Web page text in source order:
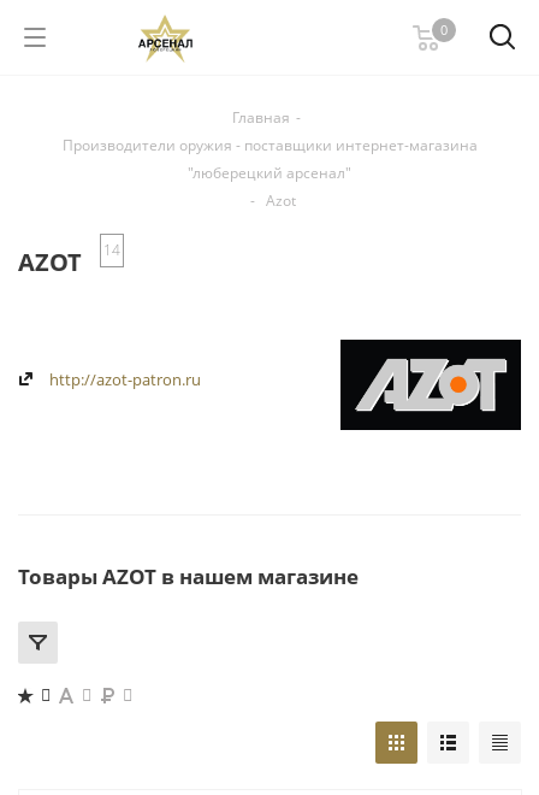
0
Главная -
Производители оружия - поставщики интернет-магазина
"люберецкий арсенал"
- Azot
AZOT 14
http://azot-patron.ru
Товары AZOT в нашем магазине